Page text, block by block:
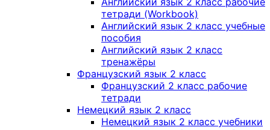
тетради (Workbook)
Английский язык 2 класс учебные
пособия
Английский язык 2 класс
тренажёры
Французский язык 2 класс
Французский 2 класс рабочие
тетради
Немецкий язык 2 класс
Немецкий язык 2 класс учебники